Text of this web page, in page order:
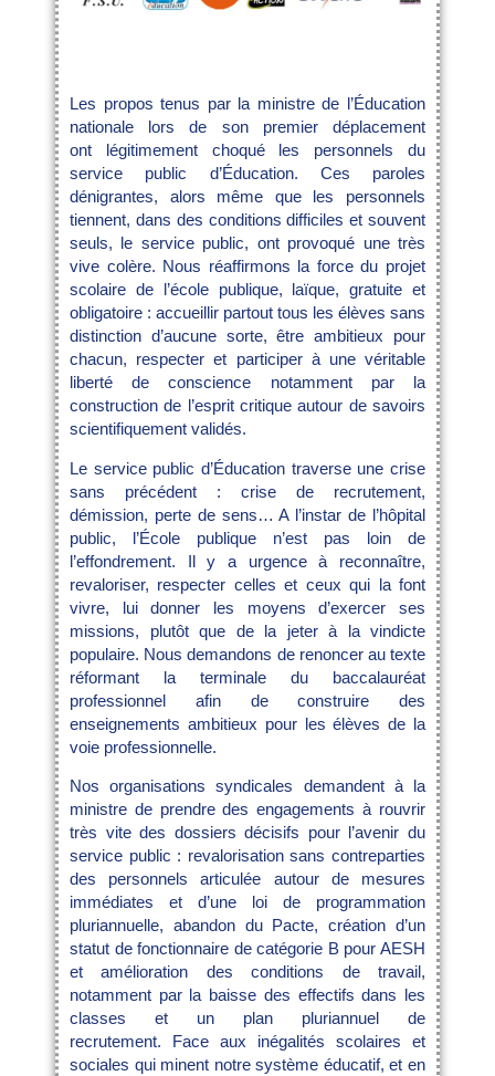
Les propos tenus par la ministre de l’Éducation
nationale lors de son premier déplacement
ont légitimement choqué les personnels du
service public d’Éducation. Ces paroles
dénigrantes, alors même que les personnels
tiennent, dans des conditions difficiles et souvent
seuls, le service public, ont provoqué une très
vive colère. Nous réaffirmons la force du projet
scolaire de l’école publique, laïque, gratuite et
obligatoire : accueillir partout tous les élèves sans
distinction d’aucune sorte, être ambitieux pour
chacun, respecter et participer à une véritable
liberté de conscience notamment par la
construction de l’esprit critique autour de savoirs
scientifiquement validés.
Le service public d’Éducation traverse une crise
sans précédent : crise de recrutement,
démission, perte de sens… A l’instar de l’hôpital
public, l’École publique n’est pas loin de
l’effondrement. Il y a urgence à reconnaître,
revaloriser, respecter celles et ceux qui la font
vivre, lui donner les moyens d’exercer ses
missions, plutôt que de la jeter à la vindicte
populaire. Nous demandons de renoncer au texte
réformant la terminale du baccalauréat
professionnel afin de construire des
enseignements ambitieux pour les élèves de la
voie professionnelle.
Nos organisations syndicales demandent à la
ministre de prendre des engagements à rouvrir
très vite des dossiers décisifs pour l’avenir du
service public : revalorisation sans contreparties
des personnels articulée autour de mesures
immédiates et d’une loi de programmation
pluriannuelle, abandon du Pacte, création d’un
statut de fonctionnaire de catégorie B pour AESH
et amélioration des conditions de travail,
notamment par la baisse des effectifs dans les
classes et un plan pluriannuel de
recrutement. Face aux inégalités scolaires et
sociales qui minent notre système éducatif, et en